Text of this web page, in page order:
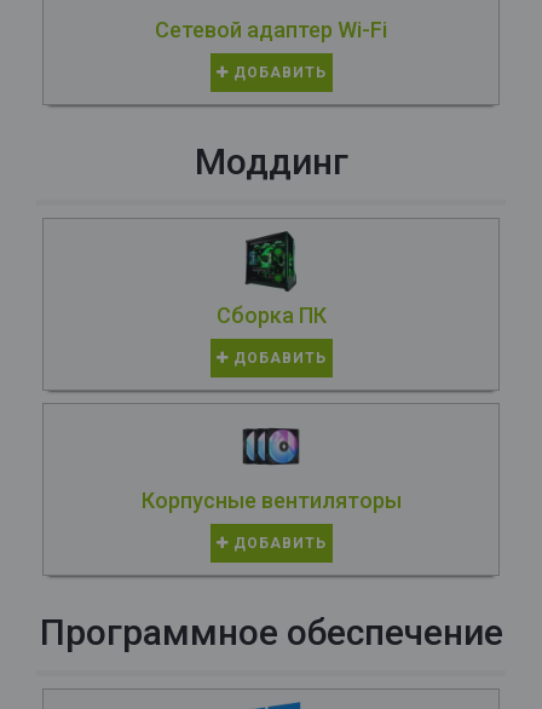
Сетевой адаптер Wi-Fi
ДОБАВИТЬ
Моддинг
Сборка ПК
ДОБАВИТЬ
Корпусные вентиляторы
ДОБАВИТЬ
Программное обеспечение